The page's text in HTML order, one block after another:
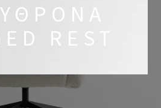
REST